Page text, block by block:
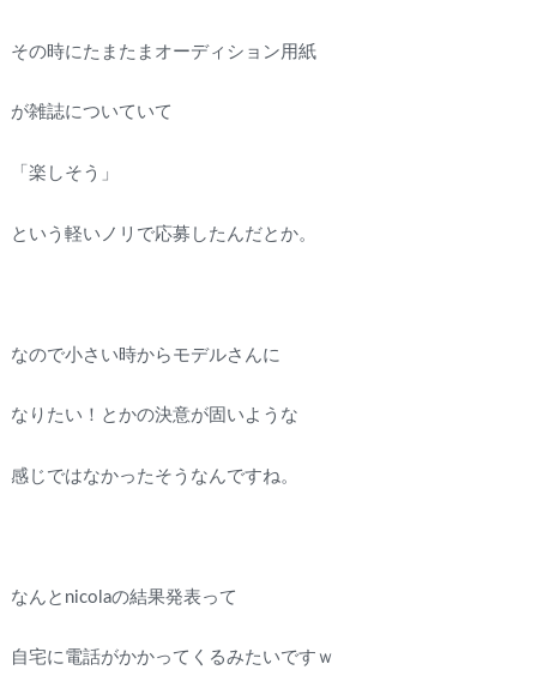
その時にたまたまオーディション用紙
が雑誌についていて
「楽しそう」
という軽いノリで応募したんだとか。
なので小さい時からモデルさんに
なりたい！とかの決意が固いような
感じではなかったそうなんですね。
なんとnicolaの結果発表って
自宅に電話がかかってくるみたいですｗ